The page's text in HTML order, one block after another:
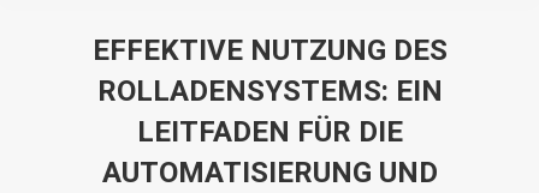
EFFEKTIVE NUTZUNG DES
ROLLADENSYSTEMS: EIN
LEITFADEN FÜR DIE
AUTOMATISIERUNG UND